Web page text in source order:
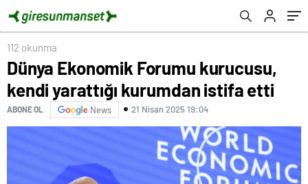
112 okunma
Dünya Ekonomik Forumu kurucusu,
kendi yarattığı kurumdan istifa etti
ABONE OL News 21 Nisan 2025 19:04